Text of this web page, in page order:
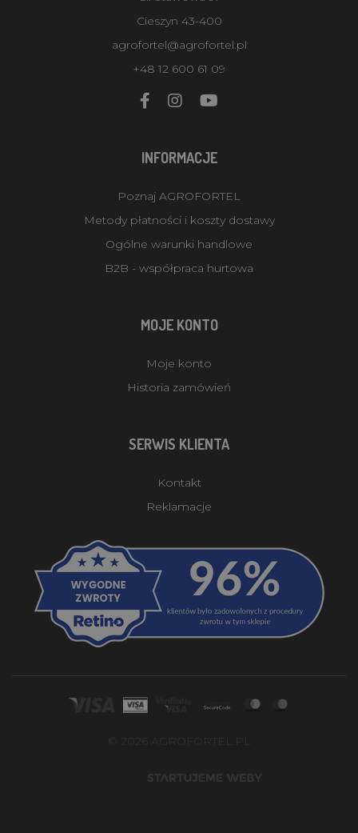
Cieszyn 43-400
agrofortel@agrofortel.pl
+48 12 600 61 09
INFORMACJE
Poznaj AGROFORTEL
Metody płatności i koszty dostawy
Ogólne warunki handlowe
B2B - współpraca hurtowa
MOJE KONTO
Moje konto
Historia zamówień
SERWIS KLIENTA
Kontakt
Reklamacje